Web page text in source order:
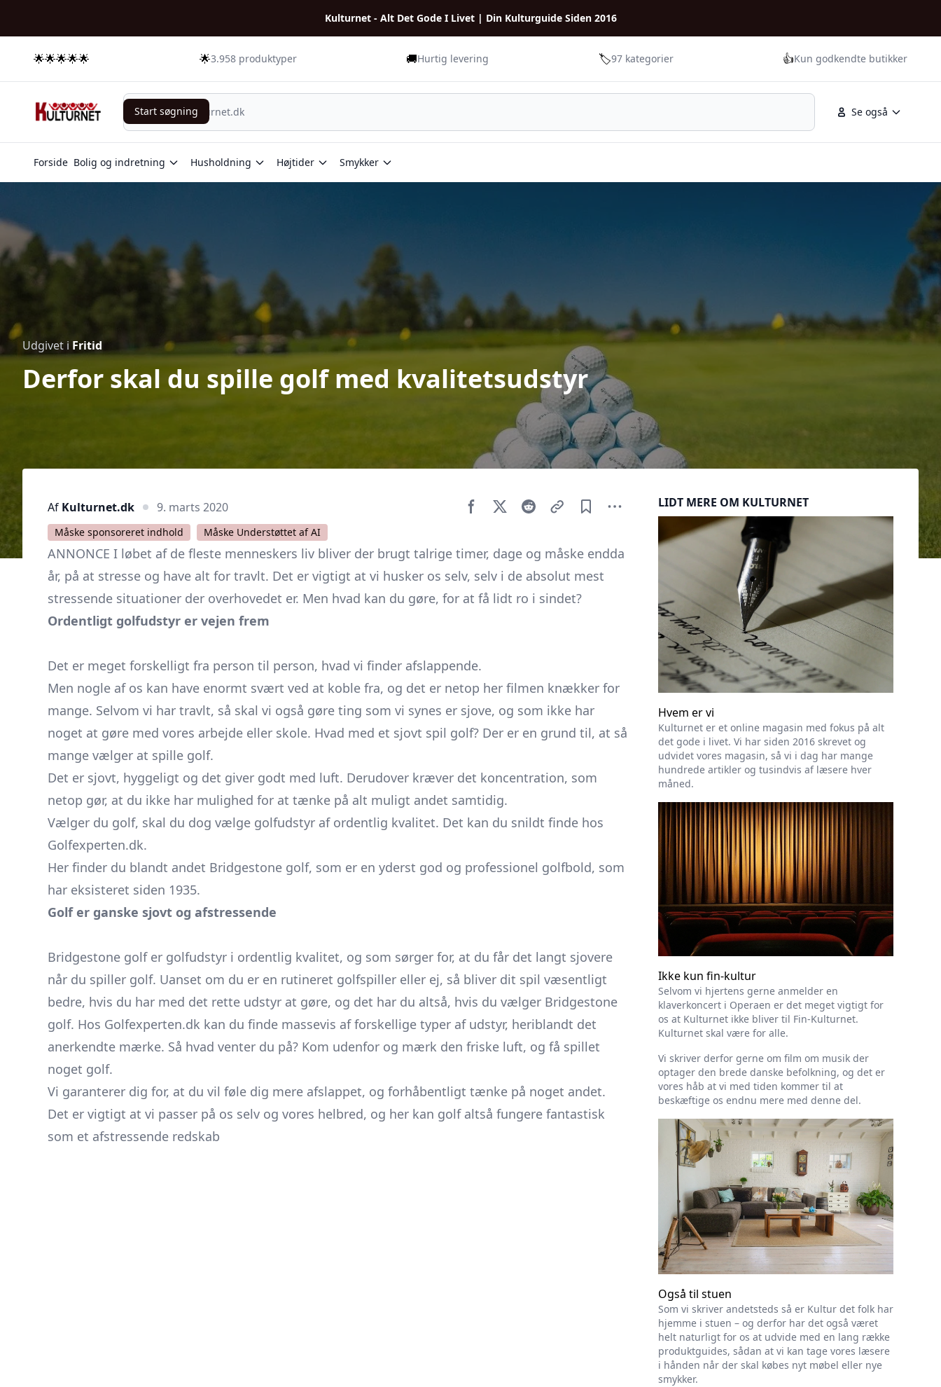
Kulturnet - Alt Det Gode I Livet | Din Kulturguide Siden 2016
🌟🌟🌟🌟🌟 🌟3.958 produktyper 🚚Hurtig levering 🏷️97 kategorier 👍Kun godkendte butikker
Se også
Start søgning
Start søgning
Forside Bolig og indretning Husholdning Højtider Smykker
Udgivet i Fritid
Derfor skal du spille golf med kvalitetsudstyr
Af Kulturnet.dk 9. marts 2020
Måske sponsoreret indhold Måske Understøttet af AI
ANNONCE I løbet af de fleste menneskers liv bliver der brugt talrige timer, dage og måske endda
år, på at stresse og have alt for travlt. Det er vigtigt at vi husker os selv, selv i de absolut mest
stressende situationer der overhovedet er. Men hvad kan du gøre, for at få lidt ro i sindet?
Ordentligt golfudstyr er vejen frem
Det er meget forskelligt fra person til person, hvad vi finder afslappende.
Men nogle af os kan have enormt svært ved at koble fra, og det er netop her filmen knækker for
mange. Selvom vi har travlt, så skal vi også gøre ting som vi synes er sjove, og som ikke har
noget at gøre med vores arbejde eller skole. Hvad med et sjovt spil golf? Der er en grund til, at så
mange vælger at spille golf.
Det er sjovt, hyggeligt og det giver godt med luft. Derudover kræver det koncentration, som
netop gør, at du ikke har mulighed for at tænke på alt muligt andet samtidig.
Vælger du golf, skal du dog vælge golfudstyr af ordentlig kvalitet. Det kan du snildt finde hos
Golfexperten.dk.
Her finder du blandt andet Bridgestone golf, som er en yderst god og professionel golfbold, som
har eksisteret siden 1935.
Golf er ganske sjovt og afstressende
Bridgestone golf er golfudstyr i ordentlig kvalitet, og som sørger for, at du får det langt sjovere
når du spiller golf. Uanset om du er en rutineret golfspiller eller ej, så bliver dit spil væsentligt
bedre, hvis du har med det rette udstyr at gøre, og det har du altså, hvis du vælger Bridgestone
golf. Hos Golfexperten.dk kan du finde massevis af forskellige typer af udstyr, heriblandt det
anerkendte mærke. Så hvad venter du på? Kom udenfor og mærk den friske luft, og få spillet
noget golf.
Vi garanterer dig for, at du vil føle dig mere afslappet, og forhåbentligt tænke på noget andet.
Det er vigtigt at vi passer på os selv og vores helbred, og her kan golf altså fungere fantastisk
som et afstressende redskab
Sidebar
LIDT MERE OM KULTURNET
Hvem er vi
Kulturnet er et online magasin med fokus på alt
det gode i livet. Vi har siden 2016 skrevet og
udvidet vores magasin, så vi i dag har mange
hundrede artikler og tusindvis af læsere hver
måned.
Ikke kun fin-kultur
Selvom vi hjertens gerne anmelder en
klaverkoncert i Operaen er det meget vigtigt for
os at Kulturnet ikke bliver til Fin-Kulturnet.
Kulturnet skal være for alle.
Vi skriver derfor gerne om film om musik der
optager den brede danske befolkning, og det er
vores håb at vi med tiden kommer til at
beskæftige os endnu mere med denne del.
Også til stuen
Som vi skriver andetsteds så er Kultur det folk har
hjemme i stuen – og derfor har det også været
helt naturligt for os at udvide med en lang række
produktguides, sådan at vi kan tage vores læsere
i hånden når der skal købes nyt møbel eller nye
smykker.